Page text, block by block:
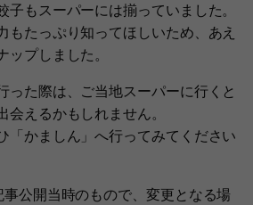
子もスーパーには揃っていました。
もたっぷり知ってほしいため、あえ
プしました。
った際は、ご当地スーパーに行くと
えるかもしれません。
「かましん」へ行ってみてください
公開当時のもので、変更となる場